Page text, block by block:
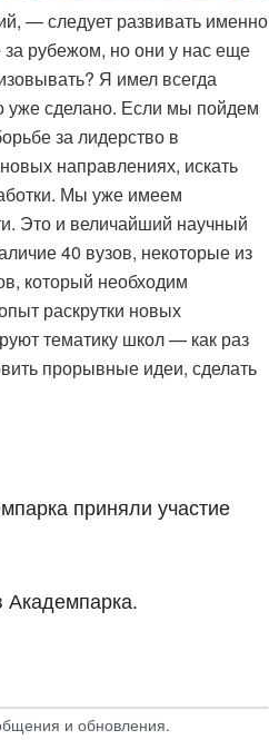
— следует развивать именно
за рубежом, но они у нас еще
Я имел всегда
уже сделано. Если мы пойдем
за лидерство в
направлениях, искать
Мы уже имеем
Это и величайший научный
40 вузов, некоторые из
который необходим
раскрутки новых
тематику школ — как раз
прорывные идеи, сделать
приняли участие
Академпарка.
и обновления.